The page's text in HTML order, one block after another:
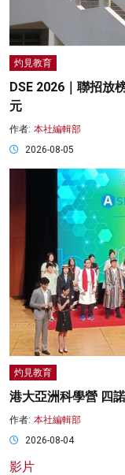
灼見教育
DSE 2026｜聯招放
元
作者: 本社編輯部
2026-08-05
灼見教育
港大亞洲科學營 四
作者: 本社編輯部
2026-08-04
影片